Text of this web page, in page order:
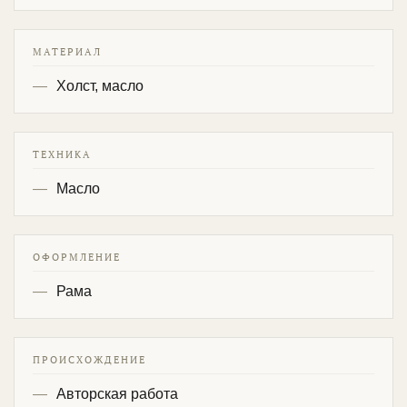
МАТЕРИАЛ
Холст, масло
ТЕХНИКА
Масло
ОФОРМЛЕНИЕ
Рама
ПРОИСХОЖДЕНИЕ
Авторская работа